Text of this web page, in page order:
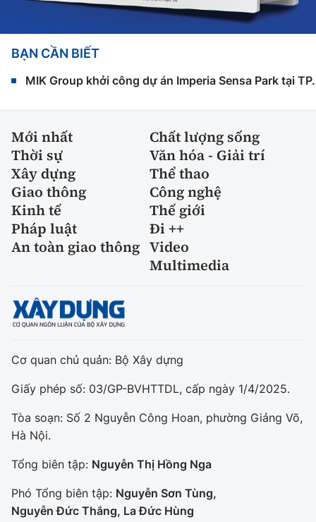
BẠN CẦN BIẾT
MIK Group khởi công dự án Imperia Sensa Park tại
Mới nhất
Chất lượng sống
Thời sự
Văn hóa - Giải trí
Xây dựng
Thể thao
Giao thông
Công nghệ
Kinh tế
Thế giới
Pháp luật
Đi ++
An toàn giao thông Video
Multimedia
Cơ quan chủ quản: Bộ Xây dựng
Giấy phép số: 03/GP-BVHTTDL, cấp ngày 1/4/2025.
Tòa soạn: Số 2 Nguyễn Công Hoan, phường Giảng Võ,
Hà Nội.
Tổng biên tập: Nguyễn Thị Hồng Nga
Phó Tổng biên tập: Nguyễn Sơn Tùng,
Nguyễn Đức Thắng, La Đức Hùng